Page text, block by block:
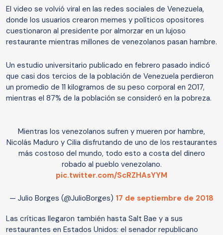
El video se volvió viral en las redes sociales de Venezuela,
donde los usuarios crearon memes y políticos opositores
cuestionaron al presidente por almorzar en un lujoso
restaurante mientras millones de venezolanos pasan hambre.
Un estudio universitario publicado en febrero pasado indicó
que casi dos tercios de la población de Venezuela perdieron
un promedio de 11 kilogramos de su peso corporal en 2017,
mientras el 87% de la población se consideró en la pobreza.
Mientras los venezolanos sufren y mueren por hambre,
Nicolás Maduro y Cilia disfrutando de uno de los restaurantes
más costoso del mundo, todo esto a costa del dinero
robado al pueblo venezolano.
pic.twitter.com/ScRZHAsYYM
— Julio Borges (@JulioBorges) 17 de septiembre de 2018
Las críticas llegaron también hasta Salt Bae y a sus
restaurantes en Estados Unidos: el senador republicano